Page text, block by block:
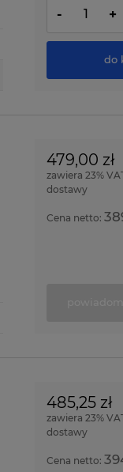
- +
do
479,00 zł
zawiera 23%
dostawy
Cena netto:
485,25 zł
zawiera 23%
dostawy
Cena netto: